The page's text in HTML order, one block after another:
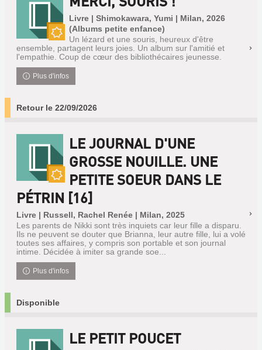
Nouveauté
Livre | Shimokawara, Yumi | Milan, 2026
(Albums petite enfance)
Un lézard et une souris, heureux d'être
ensemble, partagent leurs joies. Un album sur l'amitié et
l'empathie. Coup de cœur des bibliothécaires jeunesse.
Plus d'infos
Retour le 22/09/2026
LE JOURNAL D'UNE
GROSSE NOUILLE. UNE
PETITE SOEUR DANS LE
PÉTRIN [16]
Livre | Russell, Rachel Renée | Milan, 2025
Les parents de Nikki sont très inquiets car leur fille a disparu.
Ils ne peuvent se douter que Brianna, leur autre fille, lui a volé
toutes ses affaires, y compris son portable et son journal
intime. Décidée à imiter sa grande soe...
Plus d'infos
Disponible
LE PETIT POUCET